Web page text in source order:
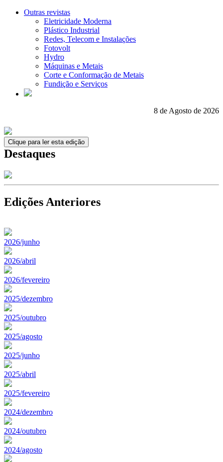
Outras revistas
Eletricidade Moderna
Plástico Industrial
Redes, Telecom e Instalações
Fotovolt
Hydro
Máquinas e Metais
Corte e Conformação de Metais
Fundição e Serviços
8 de Agosto de 2026
Clique para ler esta edição
Destaques
Edições Anteriores
2026/junho
2026/abril
2026/fevereiro
2025/dezembro
2025/outubro
2025/agosto
2025/junho
2025/abril
2025/fevereiro
2024/dezembro
2024/outubro
2024/agosto